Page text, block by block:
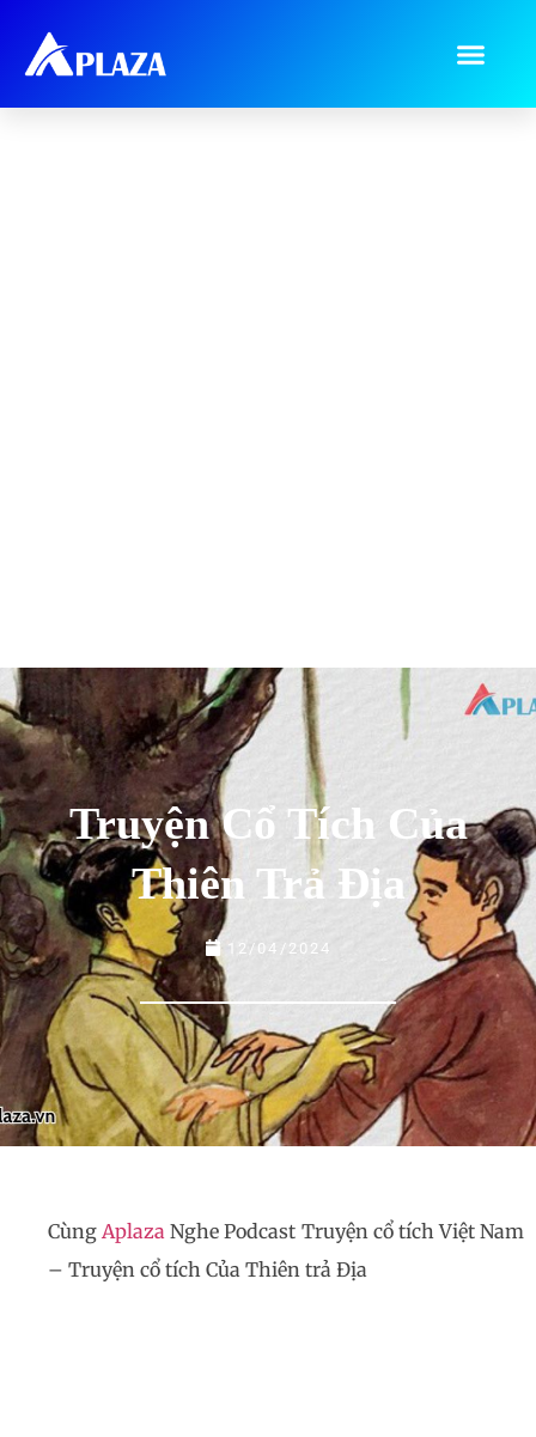
Truyện Cổ Tích Của
Thiên Trả Địa
12/04/2024
CùngAplaza Nghe Podcast Truyện cổ tích Việt Nam
– Truyện cổ tích Của Thiên trả Địa